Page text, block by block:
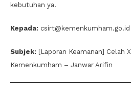
kebutuhan ya.
Kepada:
Subjek: [Laporan Keamanan] Celah
Kemenkumham – Janwar Arifin